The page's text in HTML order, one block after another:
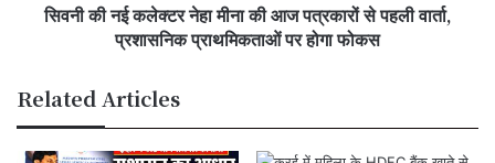
प्राथमिकताओं
पर
होगा
सिवनी की नई कलेक्टर नेहा मीना की आज पत्रकारों से पहली वार्ता,
प्रशासनिक प्राथमिकताओं पर होगा फोकस
Related Articles